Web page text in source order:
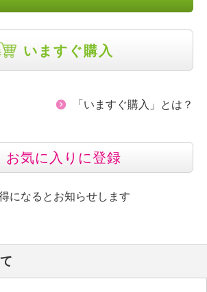
いますぐ購入
「いますぐ購入」とは？
お気に入りに登録
になるとお知らせします